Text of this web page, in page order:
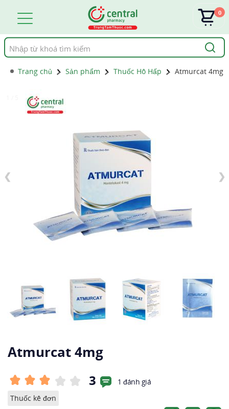
Tìm
kiếm
0
Trang chủ Sản phẩm Thuốc Hô Hấp Atmurcat 4mg
❮ ❯
Atmurcat 4mg
3
1 đánh giá
Thuốc kê đơn